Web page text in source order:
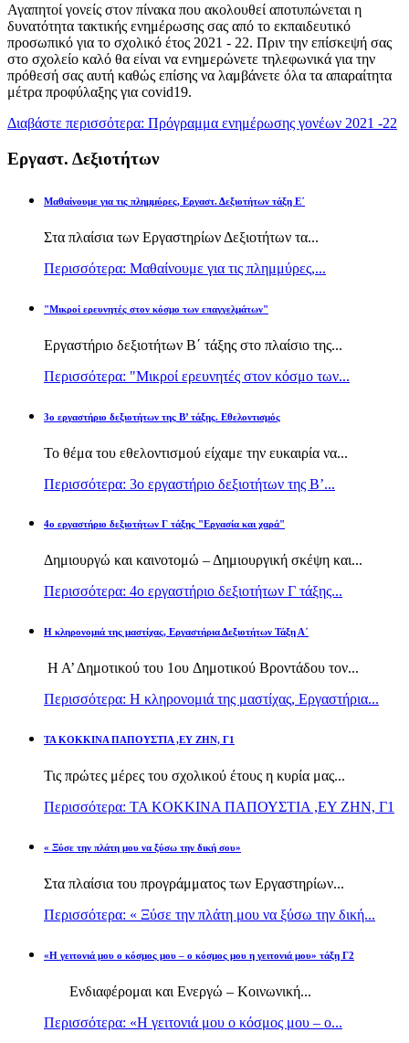
Αγαπητοί γονείς στον πίνακα που ακολουθεί αποτυπώνεται η
δυνατότητα τακτικής ενημέρωσης σας από το εκπαιδευτικό
προσωπικό για το σχολικό έτος 2021 - 22. Πριν την επίσκεψή σας
στο σχολείο καλό θα είναι να ενημερώνετε τηλεφωνικά για την
πρόθεσή σας αυτή καθώς επίσης να λαμβάνετε όλα τα απαραίτητα
μέτρα προφύλαξης για covid19.
Διαβάστε περισσότερα: Πρόγραμμα ενημέρωσης γονέων 2021 -22
Εργαστ. Δεξιοτήτων
Μαθαίνουμε για τις πλημμύρες, Εργαστ. Δεξιοτήτων τάξη Ε΄
Στα πλαίσια των Εργαστηρίων Δεξιοτήτων τα...
Περισσότερα: Μαθαίνουμε για τις πλημμύρες,...
"Μικροί ερευνητές στον κόσμο των επαγγελμάτων"
Εργαστήριο δεξιοτήτων Β΄ τάξης στο πλαίσιο της...
Περισσότερα: "Μικροί ερευνητές στον κόσμο των...
3ο εργαστήριο δεξιοτήτων της Β’ τάξης. Εθελοντισμός
Το θέμα του εθελοντισμού είχαμε την ευκαιρία να...
Περισσότερα: 3ο εργαστήριο δεξιοτήτων της Β’...
4ο εργαστήριο δεξιοτήτων Γ τάξης "Εργασία και χαρά"
Δημιουργώ και καινοτομώ – Δημιουργική σκέψη και...
Περισσότερα: 4ο εργαστήριο δεξιοτήτων Γ τάξης...
H κληρονομιά της μαστίχας, Εργαστήρια Δεξιοτήτων Τάξη Α΄
Η Α’ Δημοτικού του 1ου Δημοτικού Βροντάδου τον...
Περισσότερα: H κληρονομιά της μαστίχας, Εργαστήρια...
TA KOKKINA ΠΑΠΟΥΣΤΙΑ ,ΕΥ ΖΗΝ, Γ1
Τις πρώτες μέρες του σχολικού έτους η κυρία μας...
Περισσότερα: TA KOKKINA ΠΑΠΟΥΣΤΙΑ ,ΕΥ ΖΗΝ, Γ1
« Ξύσε την πλάτη μου να ξύσω την δική σου»
Στα πλαίσια του προγράμματος των Εργαστηρίων...
Περισσότερα: « Ξύσε την πλάτη μου να ξύσω την δική...
«Η γειτονιά μου ο κόσμος μου – ο κόσμος μου η γειτονιά μου» τάξη Γ2
Ενδιαφέρομαι και Ενεργώ – Κοινωνική...
Περισσότερα: «Η γειτονιά μου ο κόσμος μου – ο...